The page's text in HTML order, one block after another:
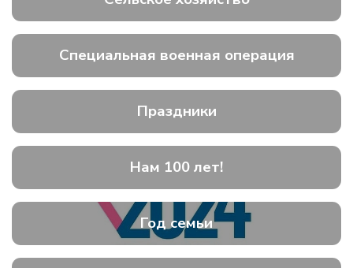
Специальная военная операция
Праздники
Нам 100 лет!
Год семьи